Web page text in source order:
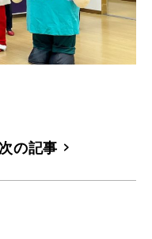
次の記事